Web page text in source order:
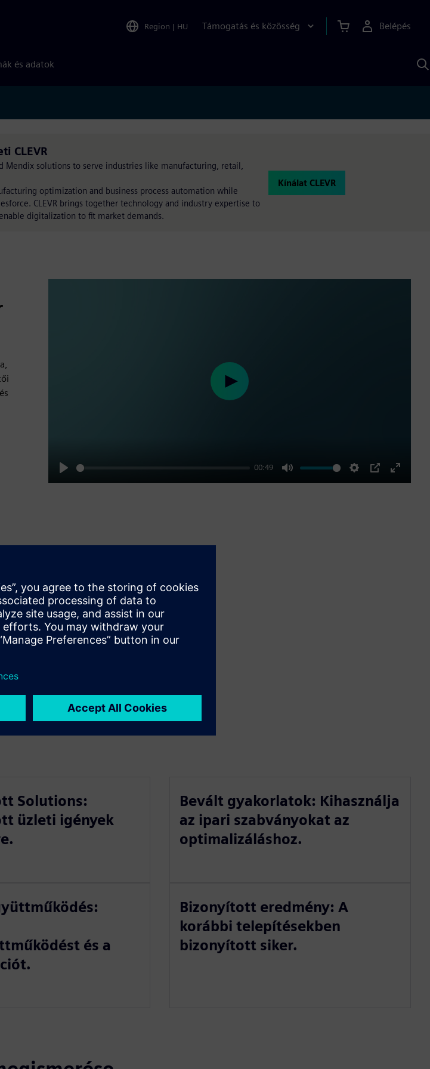
Region | HU Támogatás és közösség Belépés
és adatok
CLEVR
solutions to serve industries like manufacturing, retail,
optimization and business process automation while
CLEVR brings together technology and industry expertise to
digitalization to fit market demands.
Kínálat CLEVR
Play
00:49
Mute Settings
PIP
Enter
Play
Solutions:
üzleti igények
Bevált gyakorlatok: Kihasználja
az ipari szabványokat az
optimalizáláshoz.
és a
Bizonyított eredmény: A
korábbi telepítésekben
bizonyított siker.